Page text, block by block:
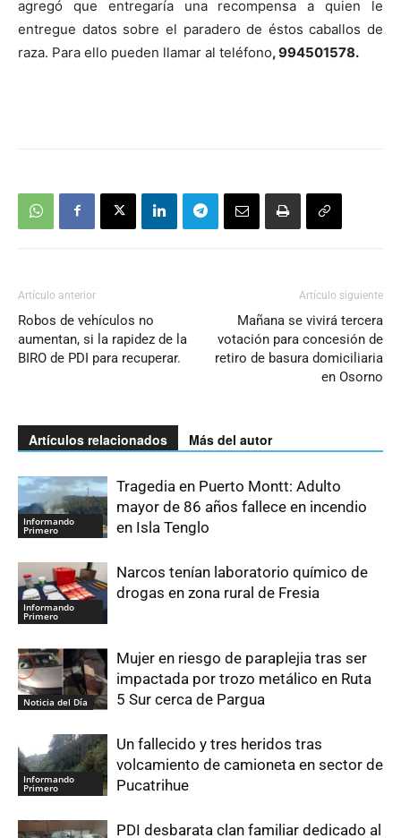
agregó que entregaría una recompensa a quien le
entregue datos sobre el paradero de éstos caballos de
raza. Para ello pueden llamar al teléfono, 994501578.
Artículo anterior
Robos de vehículos no
aumentan, si la rapidez de la
BIRO de PDI para recuperar.
Artículo siguiente
Mañana se vivirá tercera
votación para concesión de
retiro de basura domiciliaria
en Osorno
Artículos relacionados Más del autor
Informando
Primero
Tragedia en Puerto Montt: Adulto
mayor de 86 años fallece en incendio
en Isla Tenglo
Informando
Primero
Narcos tenían laboratorio químico de
drogas en zona rural de Fresia
Noticia del Día
Mujer en riesgo de paraplejia tras ser
impactada por trozo metálico en Ruta
5 Sur cerca de Pargua
Informando
Primero
Un fallecido y tres heridos tras
volcamiento de camioneta en sector de
Pucatrihue
PDI desbarata clan familiar dedicado al